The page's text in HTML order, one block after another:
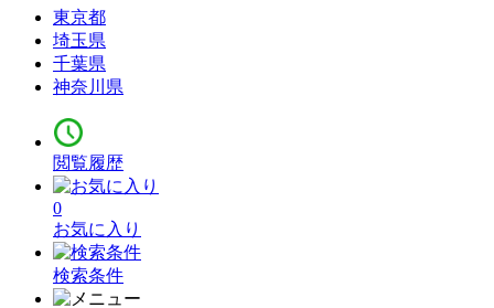
東京都
埼玉県
千葉県
神奈川県
閲覧履歴
0
お気に入り
検索条件